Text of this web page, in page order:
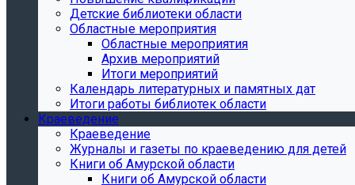
Детские библиотеки области
Областные мероприятия
Областные мероприятия
Архив мероприятий
Итоги мероприятий
Календарь литературных и памятных дат
Итоги работы библиотек области
Краеведение
Краеведение
Журналы и газеты по краеведению для детей
Книги об Амурской области
Книги об Амурской области